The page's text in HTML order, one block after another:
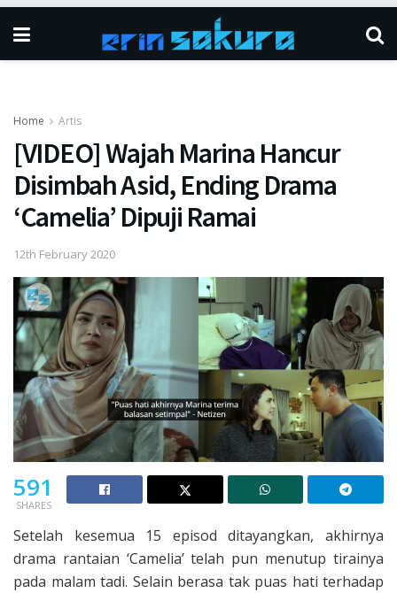
Home Artis
[VIDEO] Wajah Marina Hancur
Disimbah Asid, Ending Drama
‘Camelia’ Dipuji Ramai
12th February 2020
591
SHARES
Setelah kesemua 15 episod ditayangkan, akhirnya
drama rantaian ‘Camelia’ telah pun menutup tirainya
pada malam tadi. Selain berasa tak puas hati terhadap